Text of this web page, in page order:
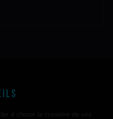
à choisir la croisière de vos